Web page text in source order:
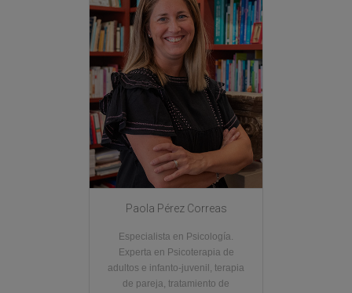
Paola Pérez Correas
Especialista en Psicología.
Experta en Psicoterapia de
adultos e infanto-juvenil, terapia
de pareja, tratamiento de